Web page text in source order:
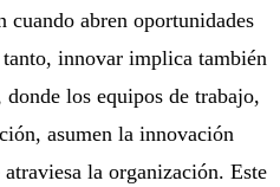
abren oportunidades
innovar implica también
los equipos de trabajo,
asumen la innovación
la organización. Este